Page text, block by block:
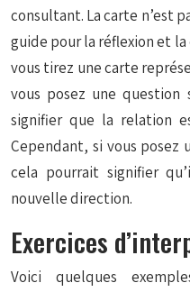
consultant. La carte n’est
guide pour la réflexion et
vous tirez une carte
vous posez une
signifier que la relation
Cependant, si vous posez
cela pourrait signifier
nouvelle direction.
Exercices
Voici quelques